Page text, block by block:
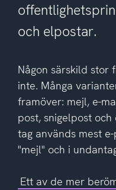
och elpostar.
Någon särskild stor
inte. Många
framöver: mejl, e-
post, snigelpost
tag används mest
"mejl" och i
Ett av de mer